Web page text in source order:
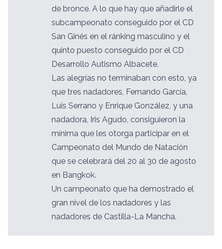
de bronce. A lo que hay que añadirle el
subcampeonato conseguido por el CD
San Ginés en el ránking masculino y el
quinto puesto conseguido por el CD
Desarrollo Autismo Albacete.
Las alegrías no terminaban con esto, ya
que tres nadadores, Fernando García,
Luis Serrano y Enrique González, y una
nadadora, Iris Agudo, consiguieron la
mínima que les otorga participar en el
Campeonato del Mundo de Natación
que se celebrará del 20 al 30 de agosto
en Bangkok.
Un campeonato que ha demostrado el
gran nivel de los nadadores y las
nadadores de Castilla-La Mancha.